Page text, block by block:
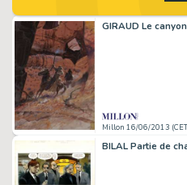
Millon 16/06/2013